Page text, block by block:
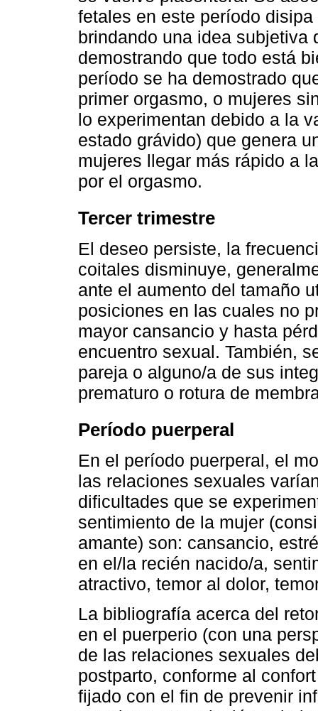
fetales en este período
brindando una idea subjetiva
demostrando que todo está
período se ha demostrado
primer orgasmo, o mujeres
lo experimentan debido a la
estado grávido) que genera
mujeres llegar más rápido a
por el orgasmo.
Tercer trimestre
El deseo persiste, la
coitales disminuye,
ante el aumento del tamaño
posiciones en las cuales no
mayor cansancio y hasta
encuentro sexual. También,
pareja o alguno/a de sus
prematuro o rotura de
Período puerperal
En el período puerperal, el
las relaciones sexuales
dificultades que se
sentimiento de la mujer
amante) son: cansancio,
en el/la recién nacido/a,
atractivo, temor al dolor,
La bibliografía acerca del
en el puerperio (con una
de las relaciones sexuales
postparto, conforme al
fijado con el fin de prevenir